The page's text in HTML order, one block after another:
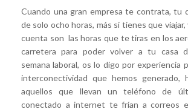
Cuando una gran empresa te contrata, tu
de solo ocho horas, más si tienes que
cuenta son las horas que te tiras en los
carretera para poder volver a tu casa
semana laboral, os lo digo por experiencia
interconectividad que hemos generado,
aquellos que llevan un teléfono de
conectado a internet te frían a correos